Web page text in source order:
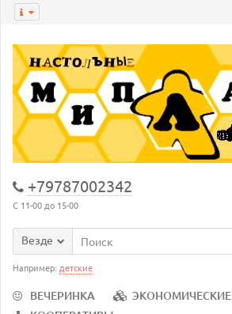
+79787002342
С 11-00 до 15-00
Везде
Например: детские
ВЕЧЕРИНКА
ЭКОНОМИЧЕСКИЕ